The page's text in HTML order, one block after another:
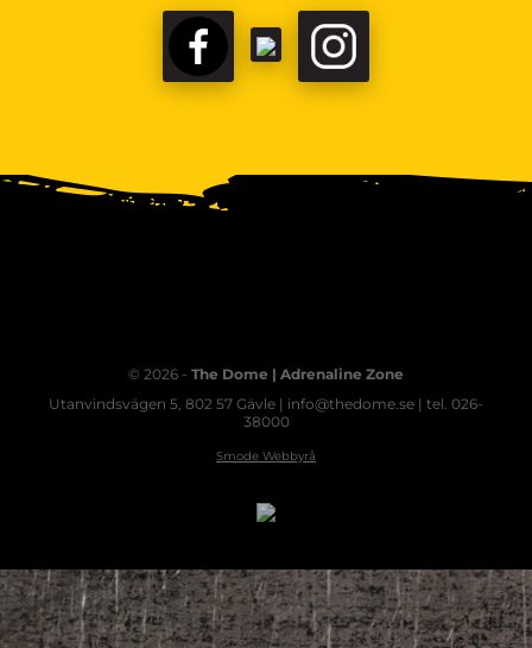
© 2026 - The Dome | Adrenaline Zone
Utanvindsvägen 5, 802 57 Gävle | info@thedome.se | tel. 026-
38000
Smode Webbyrå